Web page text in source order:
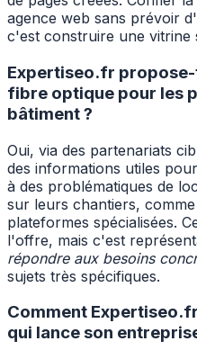
agence web sans prévoir
c'est construire une vitrine
Expertiseo.fr
fibre optique pour les
bâtiment ?
Oui, via des partenariats
des informations utiles
à des problématiques de
sur leurs chantiers,
plateformes spécialisées.
l'offre, mais c'est
répondre aux besoins
sujets très spécifiques.
Comment
qui lance son